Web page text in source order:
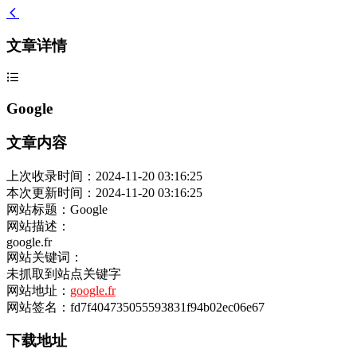
文章详情
Google
文章内容
上次收录时间：2024-11-20 03:16:25
本次更新时间：2024-11-20 03:16:25
网站标题：Google
网站描述：
google.fr
网站关键词：
未抓取到站点关键字
网站地址： google.fr
网站签名：fd7f404735055593831f94b02ec06e67
下载地址